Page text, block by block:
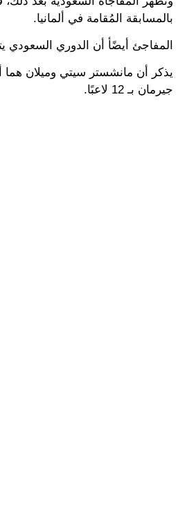
بالمسابقة المُقامة في ألمانيا.
المفاجئ أيضًأ أن الدوري السعودي
جيرمان بـ 12 لاعبًا.